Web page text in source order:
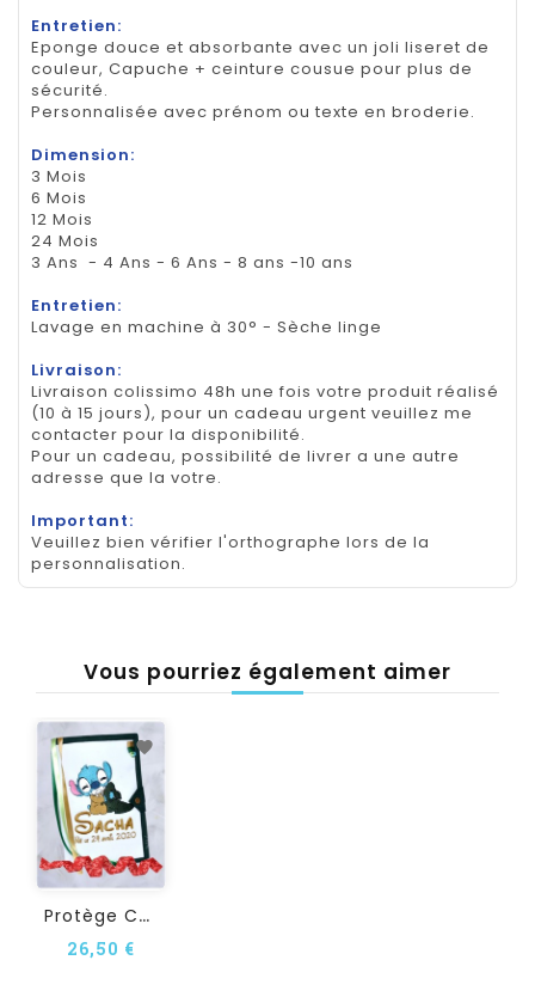
Entretien:
Eponge douce et absorbante avec un joli liseret de
couleur, Capuche + ceinture cousue pour plus de
sécurité.
Personnalisée avec prénom ou texte en broderie.
Dimension:
3 Mois
6 Mois
12 Mois
24 Mois
3 Ans - 4 Ans - 6 Ans - 8 ans -10 ans
Entretien:
Lavage en machine à 30° - Sèche linge
Livraison:
Livraison colissimo 48h une fois votre produit réalisé
(10 à 15 jours), pour un cadeau urgent veuillez me
contacter pour la disponibilité.
Pour un cadeau, possibilité de livrer a une autre
adresse que la votre.
Important:
Veuillez bien vérifier l'orthographe lors de la
personnalisation.
Vous pourriez également aimer
P
Rotège Carnet De Santé...
26,50 €